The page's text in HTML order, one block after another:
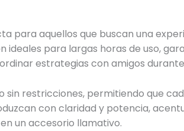
para aquellos que buscan una
para largas horas de uso,
estrategias con amigos durante
restricciones, permitiendo que
con claridad y potencia,
un accesorio llamativo.